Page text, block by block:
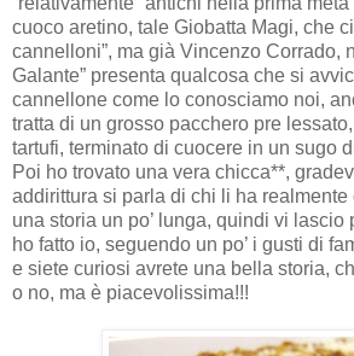
cuoco aretino, tale Giobatta Magi, che
cannelloni”, ma già Vincenzo Corrado,
Galante” presenta qualcosa che si
cannellone come lo conosciamo noi,
tratta di un grosso pacchero pre
tartufi, terminato di cuocere in un sugo
Poi ho trovato una vera chicca**,
addirittura si parla di chi li ha realmente
una storia un po’ lunga, quindi vi lascio
ho fatto io, seguendo un po’ i gusti di
e siete curiosi avrete una bella storia,
o no, ma è piacevolissima!!!